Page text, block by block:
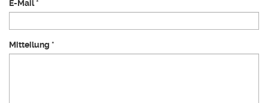
E-Mail*
Mitteilung *